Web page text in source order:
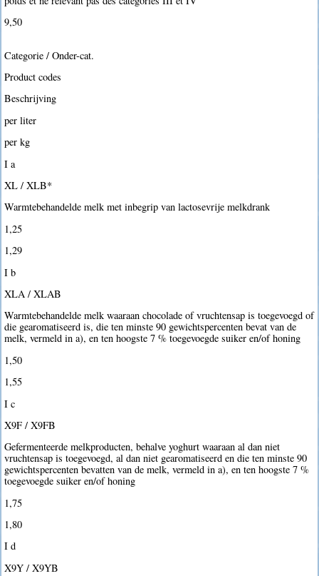
9,50 
Categorie / Onder-cat.
Product codes
Beschrijving
per liter
per kg
I a
XL / XLB*
Warmtebehandelde melk met inbegrip van lactosevrije melkdrank
1,25 
1,29 
I b
XLA / XLAB
Warmtebehandelde melk waaraan chocolade of vruchtensap is toegevoegd of
die gearomatiseerd is, die ten minste 90 gewichtspercenten bevat van de
melk, vermeld in a), en ten hoogste 7 % toegevoegde suiker en/of honing
1,50 
1,55 
I c
X9F / X9FB
Gefermenteerde melkproducten, behalve yoghurt waaraan al dan niet
vruchtensap is toegevoegd, al dan niet gearomatiseerd en die ten minste 90
gewichtspercenten bevatten van de melk, vermeld in a), en ten hoogste 7 %
toegevoegde suiker en/of honing
1,75 
1,80 
I d
X9Y / X9YB